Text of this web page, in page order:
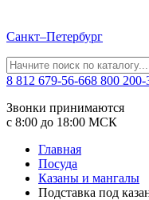
Санкт–Петербург
8 812 679-56-668 800 200-
Звонки принимаются
с 8:00 до 18:00 МСК
Главная
Посуда
Казаны и мангалы
Подставка под